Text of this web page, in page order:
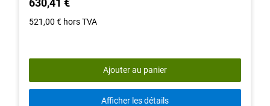
630,41 €
521,00 € hors TVA
Ajouter au panier
Afficher les détails